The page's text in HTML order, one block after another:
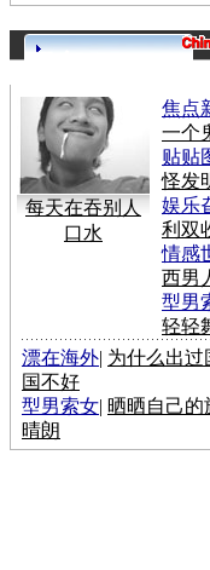
每天在吞别人
口水
焦点
一个
贴贴
怪发
娱乐
利双
情感
西男
型男
轻轻
漂在海外| 为什么出过
国不好
型男索女| 晒晒自己的
晴朗